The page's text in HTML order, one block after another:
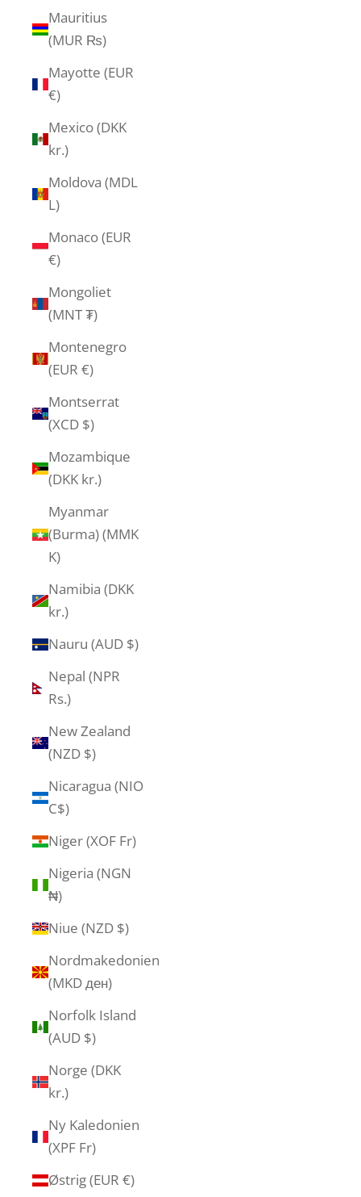
Mauritius
(MUR ₨)
Mayotte (EUR
€)
Mexico (DKK
kr.)
Moldova (MDL
L)
Monaco (EUR
€)
Mongoliet
(MNT ₮)
Montenegro
(EUR €)
Montserrat
(XCD $)
Mozambique
(DKK kr.)
Myanmar
(Burma) (MMK
K)
Namibia (DKK
kr.)
Nauru (AUD $)
Nepal (NPR
Rs.)
New Zealand
(NZD $)
Nicaragua (NIO
C$)
Niger (XOF Fr)
Nigeria (NGN
₦)
Niue (NZD $)
Nordmakedonien
(MKD ден)
Norfolk Island
(AUD $)
Norge (DKK
kr.)
Ny Kaledonien
(XPF Fr)
Østrig (EUR €)